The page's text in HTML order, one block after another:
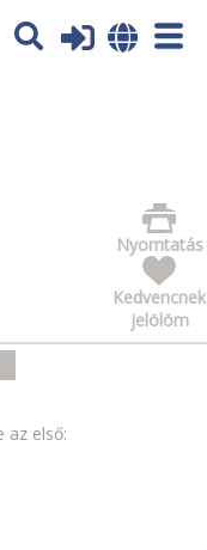
tájékoztatás itt:
Nyomtatás
Kedvencnek
jelölöm
az első: